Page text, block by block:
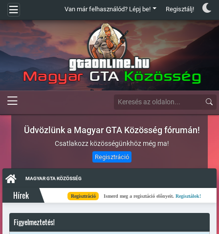
Van már felhasználód? Lépj be! Regisztálj!
Üdvözlünk a Magyar GTA Közösség fórumán!
Csatlakozz közösségünkhöz még ma!
Regisztráció
MAGYAR GTA KÖZÖSSÉG
Hírek Regisztráció Ismerd meg a regisztáció előnyeit.Regisztálok!
Figyelmeztetés!